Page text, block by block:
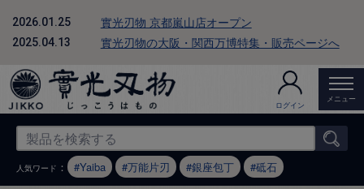
2026.01.25 實光刃物 京都嵐山店オープン
2025.04.13 實光刃物の大阪・関西万博特集・販売ページへ
ログイン
メニュー
人気ワード ： Yaiba 万能片刃 銀座包丁 砥石